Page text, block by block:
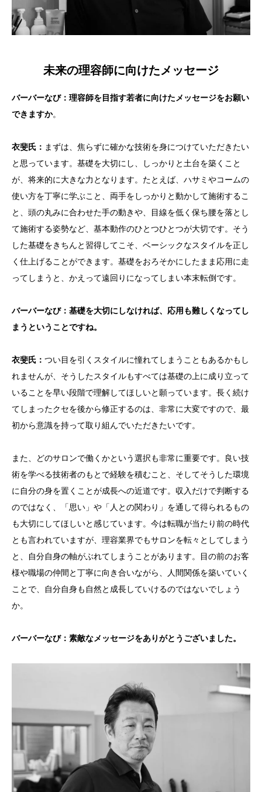
未来の理容師に向けたメッセージ
バーバーなび：理容師を目指す若者に向けたメッセージをお願い
できますか。
衣斐氏： まずは、焦らずに確かな技術を身につけていただきたい
と思っています。基礎を大切にし、しっかりと土台を築くこと
が、将来的に大きな力となります。たとえば、ハサミやコームの
使い方を丁寧に学ぶこと、両手をしっかりと動かして施術するこ
と、頭の丸みに合わせた手の動きや、目線を低く保ち腰を落とし
て施術する姿勢など、基本動作のひとつひとつが大切です。そう
した基礎をきちんと習得してこそ、ベーシックなスタイルを正し
く仕上げることができます。基礎をおろそかにしたまま応用に走
ってしまうと、かえって遠回りになってしまい本末転倒です。
バーバーなび：基礎を大切にしなければ、応用も難しくなってし
まうということですね。
衣斐氏： つい目を引くスタイルに憧れてしまうこともあるかもし
れませんが、そうしたスタイルもすべては基礎の上に成り立って
いることを早い段階で理解してほしいと願っています。長く続け
てしまったクセを後から修正するのは、非常に大変ですので、最
初から意識を持って取り組んでいただきたいです。
また、どのサロンで働くかという選択も非常に重要です。良い技
術を学べる技術者のもとで経験を積むこと、そしてそうした環境
に自分の身を置くことが成長への近道です。収入だけで判断する
のではなく、「思い」や「人との関わり」を通して得られるもの
も大切にしてほしいと感じています。今は転職が当たり前の時代
とも言われていますが、理容業界でもサロンを転々としてしまう
と、自分自身の軸がぶれてしまうことがあります。目の前のお客
様や職場の仲間と丁寧に向き合いながら、人間関係を築いていく
ことで、自分自身も自然と成長していけるのではないでしょう
か。
バーバーなび：素敵なメッセージをありがとうございました。